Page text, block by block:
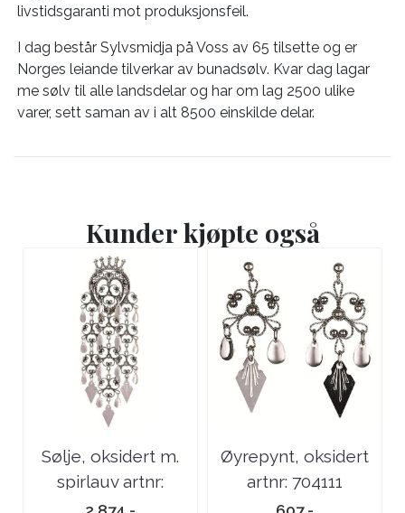
livstidsgaranti mot produksjonsfeil.
I dag består Sylvsmidja på Voss av 65 tilsette og er
Norges leiande tilverkar av bunadsølv. Kvar dag lagar
me sølv til alle landsdelar og har om lag 2500 ulike
varer, sett saman av i alt 8500 einskilde delar.
Kunder kjøpte også
Sølje, oksidert m.
spirlauv artnr:
874104
Øyrepynt, oksidert
artnr: 704111